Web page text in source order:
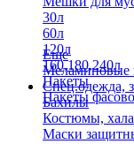
30л
60л
120л
160,180,240л
Пакеты
Пакеты
Еще
Меламиновые
Спец.одежда,
Бахилы
Костюмы,
Маски